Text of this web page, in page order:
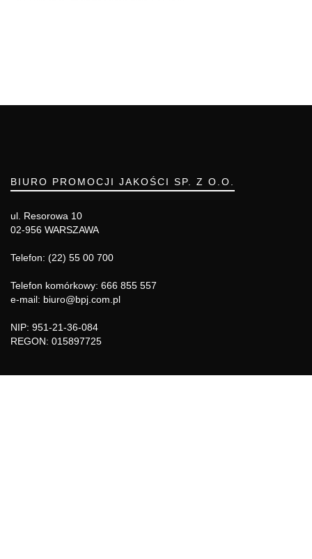
BIURO PROMOCJI JAKOŚCI SP. Z O.O.
ul. Resorowa 10
02-956 WARSZAWA
Telefon: (22) 55 00 700
Telefon komórkowy: 666 855 557
e-mail: biuro@bpj.com.pl
NIP: 951-21-36-084
REGON: 015897725